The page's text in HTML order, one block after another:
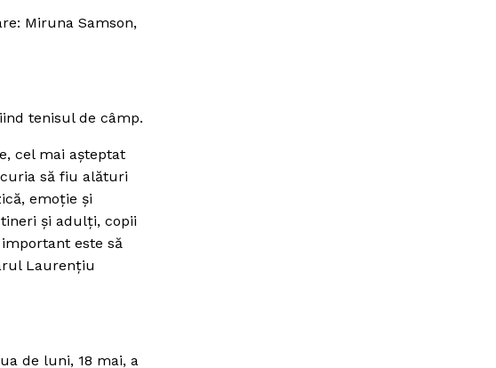
Miruna Samson,
tenisul de câmp.
cel mai aşteptat
să fiu alături
emoţie şi
şi adulţi, copii
este să
Laurenţiu
de luni, 18 mai, a